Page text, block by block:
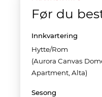
Før du
Innkvartering
Hytte/rom
(Aurora Canvas
Apartment, Alta)
Sesong